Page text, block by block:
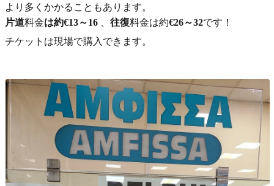
より多くかかることもあります。
片道料金は約€13～16 往復料金は約€26～32です！
チケットは現場で購入できます。